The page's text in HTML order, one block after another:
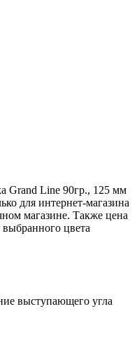
Grand Line 90гр., 125 мм
для интернет-магазина
магазине. Также цена
цвета
выступающего угла